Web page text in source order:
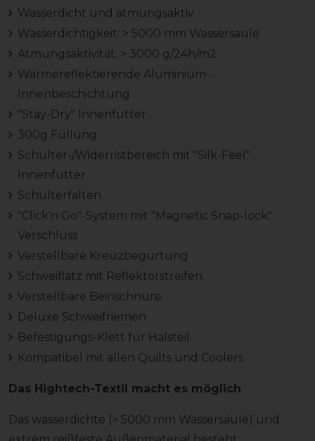
Wasserdicht und atmungsaktiv
Wasserdichtigkeit: > 5000 mm Wassersäule
Atmungsaktivität: > 3000 g/24h/m2
Wärmereflektierende Aluminium-
Innenbeschichtung
"Stay-Dry" Innenfutter
300g Füllung
Schulter-/Widerristbereich mit "Silk-Feel"
Innenfutter
Schulterfalten
"Click'n Go"-System mit "Magnetic Snap-lock"
Verschluss
Verstellbare Kreuzbegurtung
Schweiflatz mit Reflektorstreifen
Verstellbare Beinschnüre
Deluxe Schweifriemen
Befestigungs-Klett für Halsteil
Kompatibel mit allen Quilts und Coolers
Das Hightech-Textil macht es möglich
Das wasserdichte (> 5000 mm Wassersäule) und